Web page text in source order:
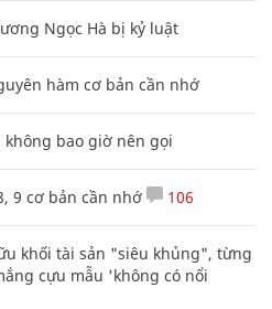
Ngọc Hà bị kỷ luật
hàm cơ bản cần nhớ
không bao giờ nên gọi
9 cơ bản cần nhớ 106
khối tài sản "siêu khủng", từng
cựu mẫu 'không có nổi